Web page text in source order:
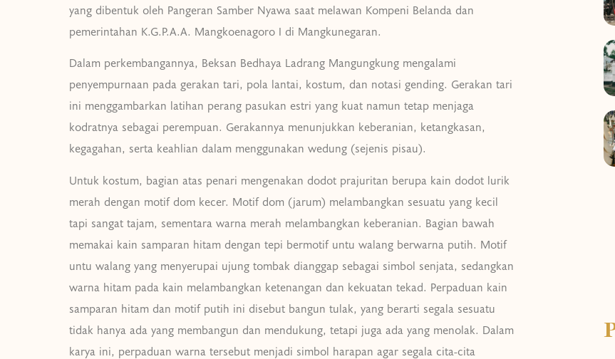
yang dibentuk oleh Pangeran Samber Nyawa saat melawan Kompeni Belanda dan
pemerintahan K.G.P.A.A. Mangkoenagoro I di Mangkunegaran.
Dalam perkembangannya, Beksan Bedhaya Ladrang Mangungkung mengalami
penyempurnaan pada gerakan tari, pola lantai, kostum, dan notasi gending. Gerakan tari
ini menggambarkan latihan perang pasukan estri yang kuat namun tetap menjaga
kodratnya sebagai perempuan. Gerakannya menunjukkan keberanian, ketangkasan,
kegagahan, serta keahlian dalam menggunakan wedung (sejenis pisau).
Untuk kostum, bagian atas penari mengenakan dodot prajuritan berupa kain dodot lurik
merah dengan motif dom kecer. Motif dom (jarum) melambangkan sesuatu yang kecil
tapi sangat tajam, sementara warna merah melambangkan keberanian. Bagian bawah
memakai kain samparan hitam dengan tepi bermotif untu walang berwarna putih. Motif
untu walang yang menyerupai ujung tombak dianggap sebagai simbol senjata, sedangkan
warna hitam pada kain melambangkan ketenangan dan kekuatan tekad. Perpaduan kain
samparan hitam dan motif putih ini disebut bangun tulak, yang berarti segala sesuatu
tidak hanya ada yang membangun dan mendukung, tetapi juga ada yang menolak. Dalam
karya ini, perpaduan warna tersebut menjadi simbol harapan agar segala cita-cita